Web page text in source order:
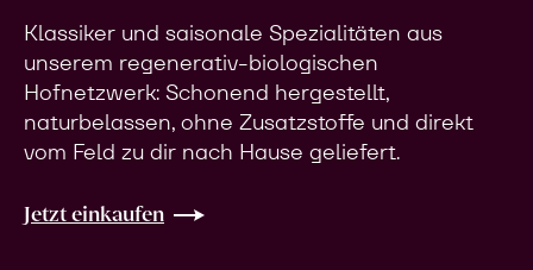
Klassiker und saisonale Spezialitäten aus
unserem regenerativ-biologischen
Hofnetzwerk: Schonend hergestellt,
naturbelassen, ohne Zusatzstoffe und direkt
vom Feld zu dir nach Hause geliefert.
Jetzt einkaufen